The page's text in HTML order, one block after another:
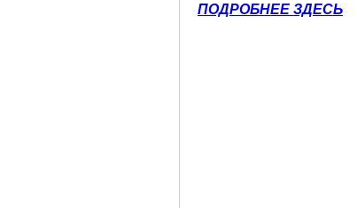
ПОДРОБНЕЕ ЗДЕСЬ